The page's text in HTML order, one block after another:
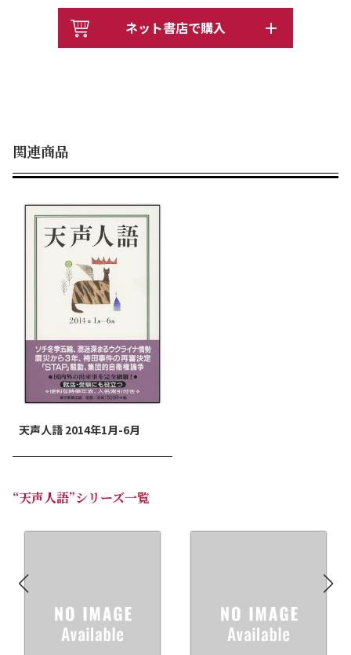
院選で自公勝利、土井たか子さん・宇沢弘文さん・赤瀬川
原平さん・高倉健さん・菅原文太さん逝く……。簡略年表
と人名索引付き。
ネット書店で購入
関連商品
天声人語 2014年1月-6月
“天声人語”シリーズ一覧